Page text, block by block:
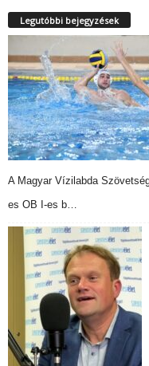
Legutóbbi bejegyzések
A Magyar Vízilabda
es OB I-es b…